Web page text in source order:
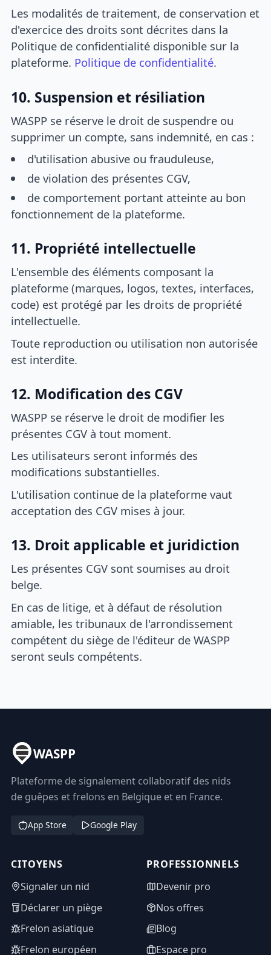
Les modalités de traitement, de conservation et
d'exercice des droits sont décrites dans la
Politique de confidentialité disponible sur la
plateforme. Politique de confidentialité.
10. Suspension et résiliation
WASPP se réserve le droit de suspendre ou
supprimer un compte, sans indemnité, en cas :
d'utilisation abusive ou frauduleuse,
de violation des présentes CGV,
de comportement portant atteinte au bon
fonctionnement de la plateforme.
11. Propriété intellectuelle
L'ensemble des éléments composant la
plateforme (marques, logos, textes, interfaces,
code) est protégé par les droits de propriété
intellectuelle.
Toute reproduction ou utilisation non autorisée
est interdite.
12. Modification des CGV
WASPP se réserve le droit de modifier les
présentes CGV à tout moment.
Les utilisateurs seront informés des
modifications substantielles.
L'utilisation continue de la plateforme vaut
acceptation des CGV mises à jour.
13. Droit applicable et juridiction
Les présentes CGV sont soumises au droit
belge.
En cas de litige, et à défaut de résolution
amiable, les tribunaux de l'arrondissement
compétent du siège de l'éditeur de WASPP
seront seuls compétents.
WASPP
Plateforme de signalement collaboratif des nids
de guêpes et frelons en Belgique et en France.
App Store Google Play
CITOYENS
Signaler un nid
Déclarer un piège
Frelon asiatique
Frelon européen
PROFESSIONNELS
Devenir pro
Nos offres
Blog
Espace pro